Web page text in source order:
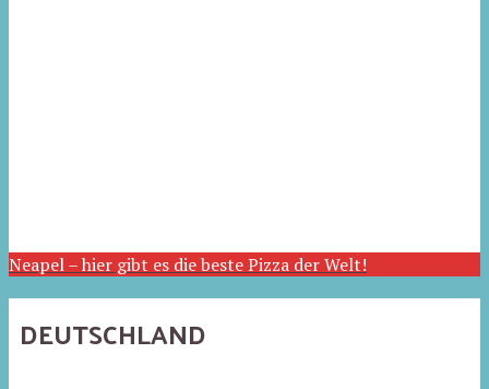
Neapel – hier gibt es die beste Pizza der Welt!
DEUTSCHLAND